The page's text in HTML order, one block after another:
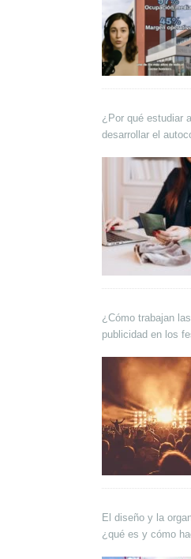
¿Por qué estudiar
desarrollar el
¿Cómo trabajan
publicidad en los
El diseño y la
¿qué es y cómo